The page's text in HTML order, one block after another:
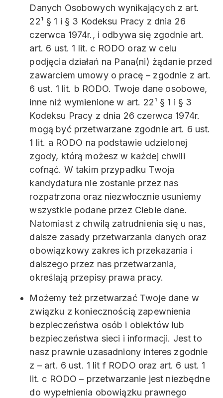
Danych Osobowych wynikających z art.
22¹ § 1 i § 3 Kodeksu Pracy z dnia 26
czerwca 1974r., i odbywa się zgodnie art.
art. 6 ust. 1 lit. c RODO oraz w celu
podjęcia działań na Pana(ni) żądanie przed
zawarciem umowy o pracę – zgodnie z art.
6 ust. 1 lit. b RODO. Twoje dane osobowe,
inne niż wymienione w art. 22¹ § 1 i § 3
Kodeksu Pracy z dnia 26 czerwca 1974r.
mogą być przetwarzane zgodnie art. 6 ust.
1 lit. a RODO na podstawie udzielonej
zgody, którą możesz w każdej chwili
cofnąć. W takim przypadku Twoja
kandydatura nie zostanie przez nas
rozpatrzona oraz niezwłocznie usuniemy
wszystkie podane przez Ciebie dane.
Natomiast z chwilą zatrudnienia się u nas,
dalsze zasady przetwarzania danych oraz
obowiązkowy zakres ich przekazania i
dalszego przez nas przetwarzania,
określają przepisy prawa pracy.
Możemy też przetwarzać Twoje dane w
związku z koniecznością zapewnienia
bezpieczeństwa osób i obiektów lub
bezpieczeństwa sieci i informacji. Jest to
nasz prawnie uzasadniony interes zgodnie
z – art. 6 ust. 1 lit f RODO oraz art. 6 ust. 1
lit. c RODO – przetwarzanie jest niezbędne
do wypełnienia obowiązku prawnego